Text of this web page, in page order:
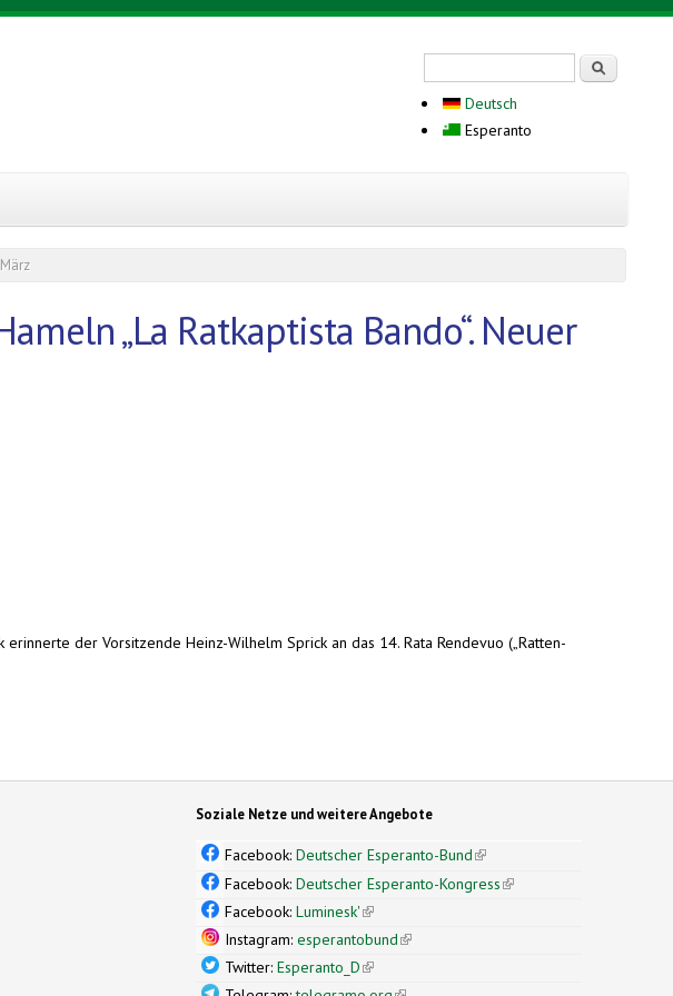
Deutsch
Esperanto
„La Ratkaptista Bando“. Neuer
der Vorsitzende Heinz-Wilhelm Sprick an das 14. Rata Rendevuo („Ratten-
Soziale Netze und weitere Angebote
Facebook:Deutscher Esperanto-Bund(link is external)
Facebook:Deutscher Esperanto-Kongress(link is external)
Facebook:Luminesk'(link is external)
Instagram:esperantobund(link is external)
Twitter:Esperanto_D(link is external)